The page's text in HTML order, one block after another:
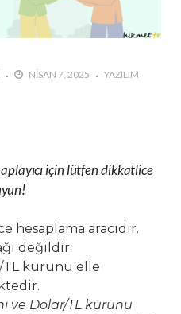
NISAN 7, 2025 YAZILIM
için lütfen dikkatlice
hesaplama aracıdır.
değildir.
TL kurunu elle
ve Dolar/TL kurunu